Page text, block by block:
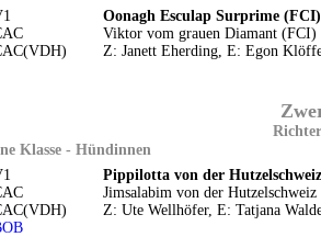
Oonagh Esculap Surprime (FCI)
Viktor vom grauen Diamant
Z: Janett Eherding, E: Egon
Klasse - Hündinnen
Pippilotta von der Hutzelschweiz
Jimsalabim von der
Z: Ute Wellhöfer, E: Tatjana